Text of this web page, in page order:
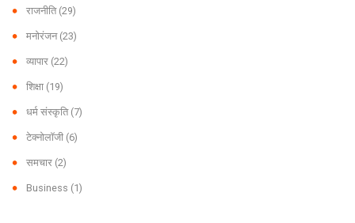
राजनीति (29)
मनोरंजन (23)
व्यापार (22)
शिक्षा (19)
धर्म संस्कृति (7)
टेक्नोलॉजी (6)
समचार (2)
Business (1)